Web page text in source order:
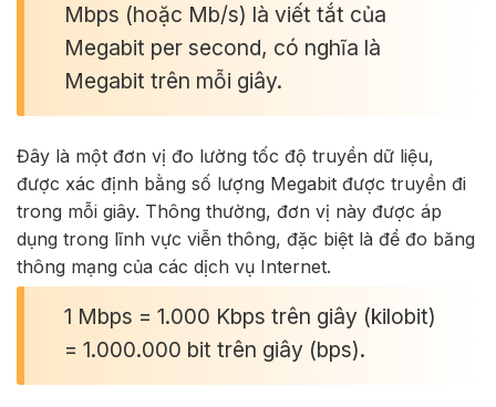
Mbps (hoặc Mb/s) là viết tắt của
Megabit per second, có nghĩa là
Megabit trên mỗi giây.
Đây là một đơn vị đo lường tốc độ truyền dữ liệu,
được xác định bằng số lượng Megabit được truyền đi
trong mỗi giây. Thông thường, đơn vị này được áp
dụng trong lĩnh vực viễn thông, đặc biệt là để đo băng
thông mạng của các dịch vụ Internet.
1 Mbps = 1.000 Kbps trên giây (kilobit)
= 1.000.000 bit trên giây (bps).